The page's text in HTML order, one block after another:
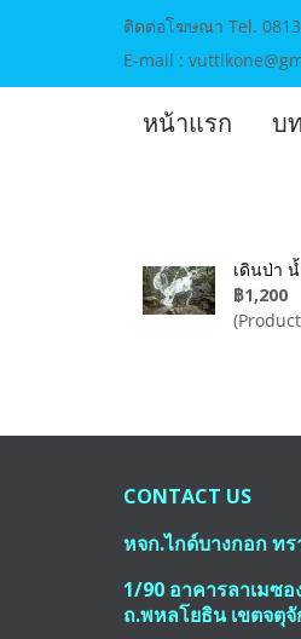
ติดต่อโฆษณา Tel.
E-mail :
หน้าแรก บ
เดินป่า
฿1,200
CONTACT US
หจก.ไกด์บางกอก ทร
1/90 อาคารลาเมซ
ถ.พหลโยธิน เขตจตุจั